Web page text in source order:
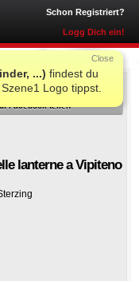
Schon Registriert?
Logg Dich ein!
...) findest du
Logo tippst.
Close
WAR AUCH DORT
Facebook teilen
lanterne a Vipiteno